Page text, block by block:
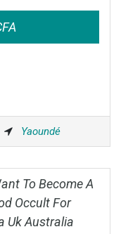
Yaoundé
To Become A
Occult For
Uk Australia